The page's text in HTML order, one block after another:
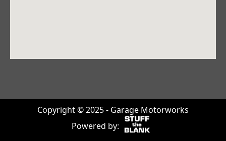
Copyright © 2025 - Garage Motorworks
Powered by: